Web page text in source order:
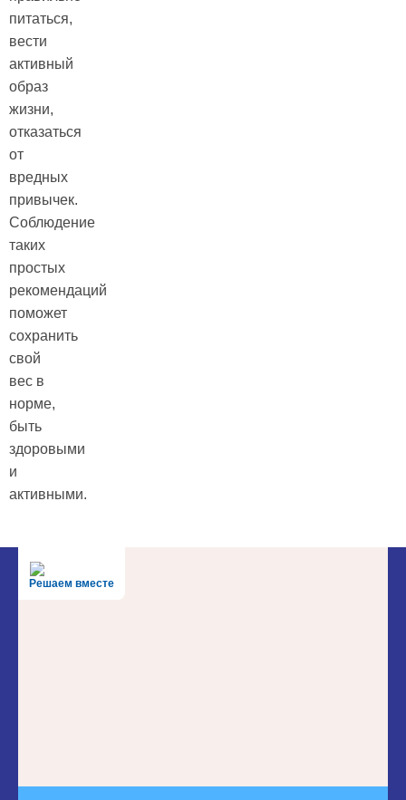
питаться,
вести
активный
образ
жизни,
отказаться
от
вредных
привычек.
Соблюдение
таких
простых
рекомендаций
поможет
сохранить
свой
вес в
норме,
быть
здоровыми
и
активными.
Решаем вместе